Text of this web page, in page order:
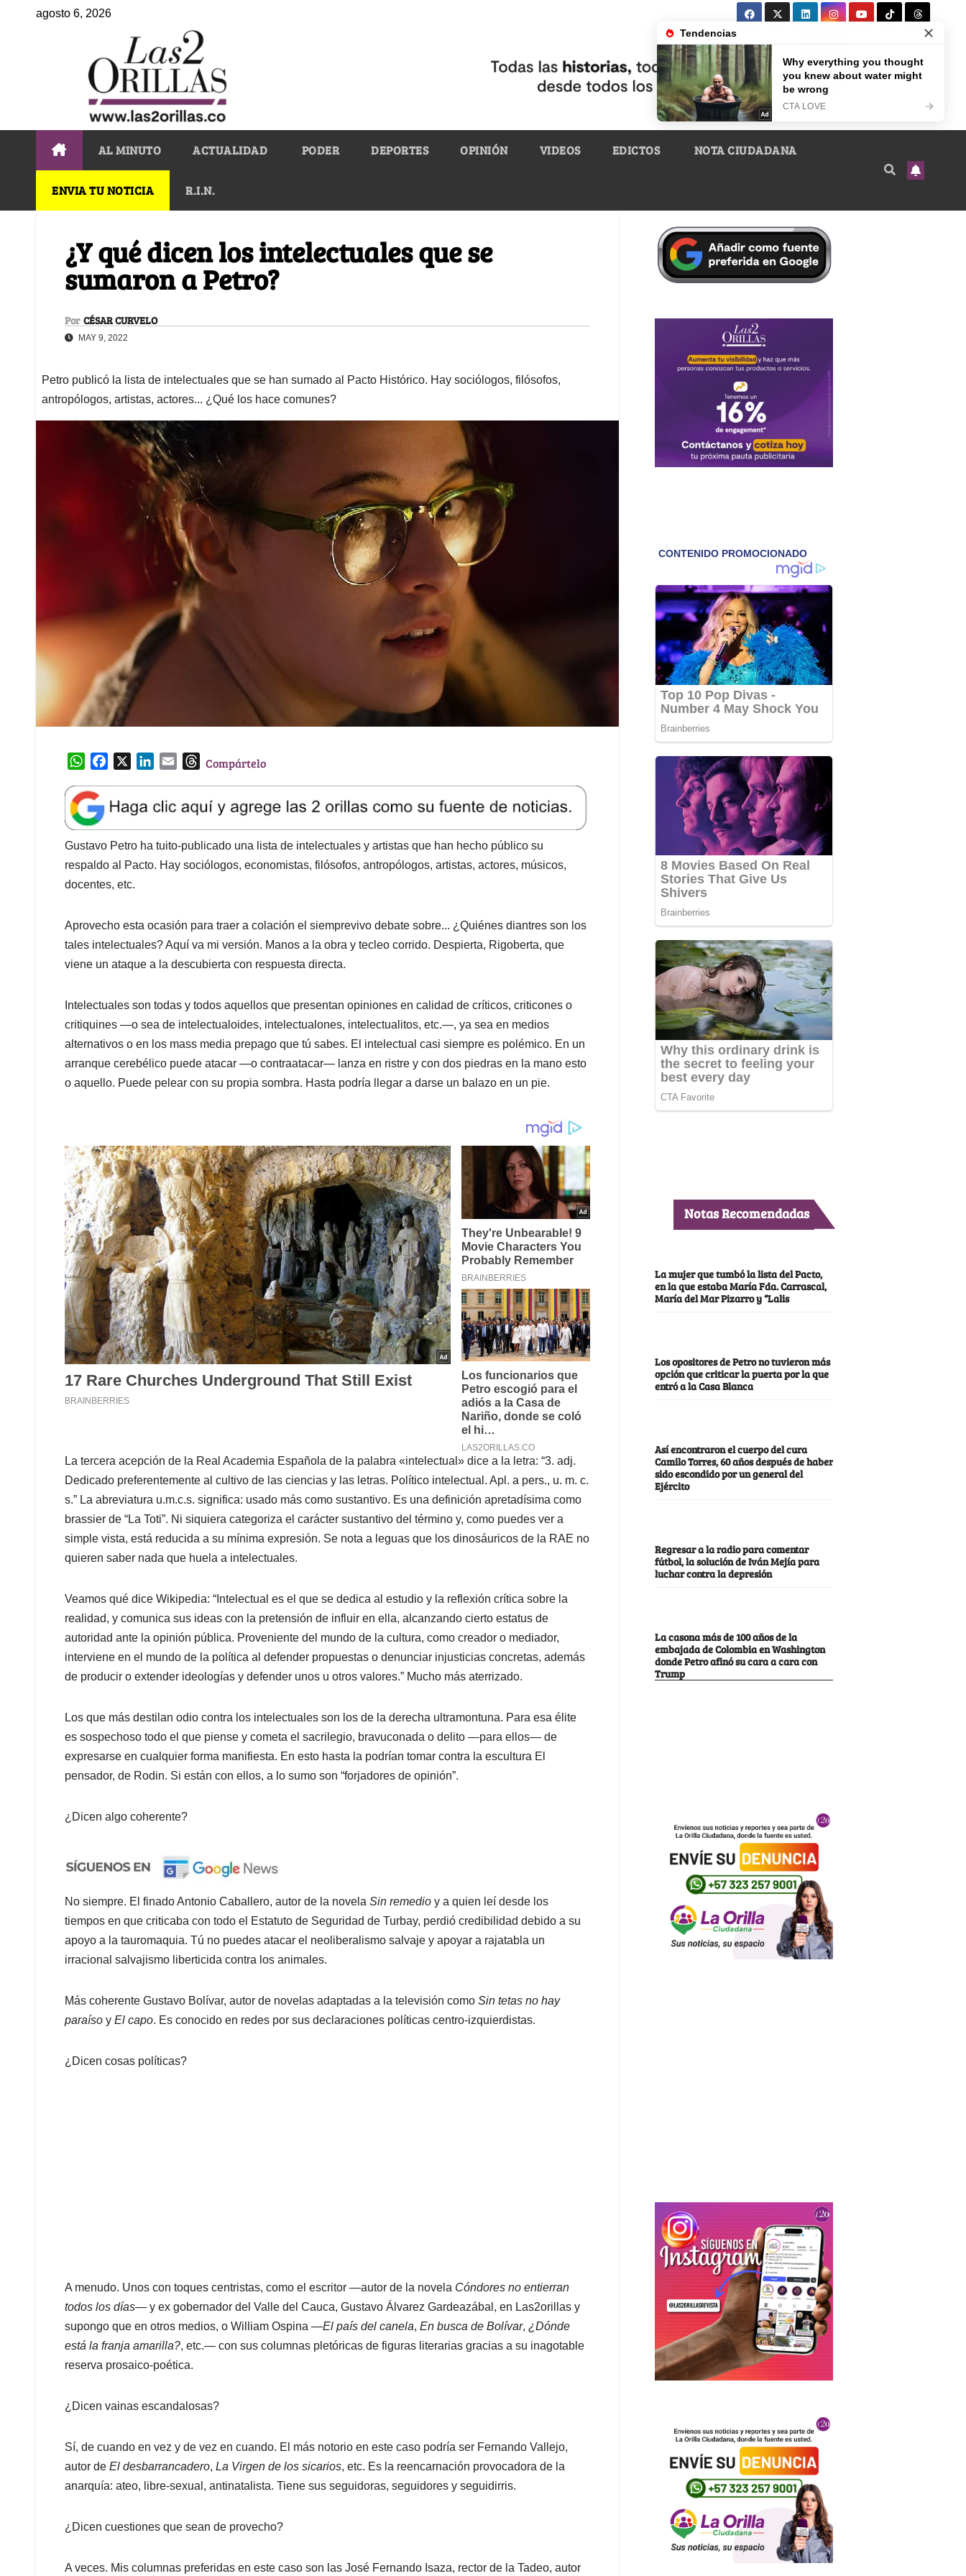
agosto 6, 2026
AL MINUTO ACTUALIDAD PODER DEPORTES OPINIÓN VIDEOS EDICTOS NOTA CIUDADANA
ENVIA TU NOTICIA R.I.N.
¿Y qué dicen los intelectuales que se
sumaron a Petro?
Por CÉSAR CURVELO
MAY 9, 2022
Petro publicó la lista de intelectuales que se han sumado al Pacto Histórico. Hay sociólogos, filósofos,
antropólogos, artistas, actores... ¿Qué los hace comunes?
W
a
t
s
A
p
p
e
b
o
o
k
k
e
d
I
l
T
e
a
d
s
Compártelo
Gustavo Petro ha tuito-publicado una lista de intelectuales y artistas que han hecho público su
respaldo al Pacto. Hay sociólogos, economistas, filósofos, antropólogos, artistas, actores, músicos,
docentes, etc.
Aprovecho esta ocasión para traer a colación el siemprevivo debate sobre... ¿Quiénes diantres son los
tales intelectuales? Aquí va mi versión. Manos a la obra y tecleo corrido. Despierta, Rigoberta, que
viene un ataque a la descubierta con respuesta directa.
Intelectuales son todas y todos aquellos que presentan opiniones en calidad de críticos, criticones o
critiquines ―o sea de intelectualoides, intelectualones, intelectualitos, etc.―, ya sea en medios
alternativos o en los mass media prepago que tú sabes. El intelectual casi siempre es polémico. En un
arranque cerebélico puede atacar ―o contraatacar― lanza en ristre y con dos piedras en la mano esto
o aquello. Puede pelear con su propia sombra. Hasta podría llegar a darse un balazo en un pie.
La tercera acepción de la Real Academia Española de la palabra «intelectual» dice a la letra: “3. adj.
Dedicado preferentemente al cultivo de las ciencias y las letras. Político intelectual. Apl. a pers., u. m. c.
s.” La abreviatura u.m.c.s. significa: usado más como sustantivo. Es una definición apretadísima como
brassier de “La Toti”. Ni siquiera categoriza el carácter sustantivo del término y, como puedes ver a
simple vista, está reducida a su mínima expresión. Se nota a leguas que los dinosáuricos de la RAE no
quieren saber nada que huela a intelectuales.
Veamos qué dice Wikipedia: “Intelectual es el que se dedica al estudio y la reflexión crítica sobre la
realidad, y comunica sus ideas con la pretensión de influir en ella, alcanzando cierto estatus de
autoridad ante la opinión pública.​ Proveniente del mundo de la cultura, como creador o mediador,
interviene en el mundo de la política al defender propuestas o denunciar injusticias concretas, además
de producir o extender ideologías y defender unos u otros valores.” Mucho más aterrizado.
Los que más destilan odio contra los intelectuales son los de la derecha ultramontuna. Para esa élite
es sospechoso todo el que piense y cometa el sacrilegio, bravuconada o delito ―para ellos― de
expresarse en cualquier forma manifiesta. En esto hasta la podrían tomar contra la escultura El
pensador, de Rodin. Si están con ellos, a lo sumo son “forjadores de opinión”.
¿Dicen algo coherente?
No siempre. El finado Antonio Caballero, autor de la novela Sin remedio y a quien leí desde los
tiempos en que criticaba con todo el Estatuto de Seguridad de Turbay, perdió credibilidad debido a su
apoyo a la tauromaquia. Tú no puedes atacar el neoliberalismo salvaje y apoyar a rajatabla un
irracional salvajismo liberticida contra los animales.
Más coherente Gustavo Bolívar, autor de novelas adaptadas a la televisión como Sin tetas no hay
paraíso y El capo. Es conocido en redes por sus declaraciones políticas centro-izquierdistas.
¿Dicen cosas políticas?
A menudo. Unos con toques centristas, como el escritor ―autor de la novela Cóndores no entierran
todos los días― y ex gobernador del Valle del Cauca, Gustavo Álvarez Gardeazábal, en Las2orillas y
supongo que en otros medios, o William Ospina ―El país del canela, En busca de Bolívar, ¿Dónde
está la franja amarilla?, etc.― con sus columnas pletóricas de figuras literarias gracias a su inagotable
reserva prosaico-poética.
¿Dicen vainas escandalosas?
Sí, de cuando en vez y de vez en cuando. El más notorio en este caso podría ser Fernando Vallejo,
autor de El desbarrancadero, La Virgen de los sicarios, etc. Es la reencarnación provocadora de la
anarquía: ateo, libre-sexual, antinatalista. Tiene sus seguidoras, seguidores y seguidirris.
¿Dicen cuestiones que sean de provecho?
A veces. Mis columnas preferidas en este caso son las José Fernando Isaza, rector de la Tadeo, autor
Notas Recomendadas
La mujer que tumbó la lista del Pacto,
en la que estaba María Fda. Carrascal,
María del Mar Pizarro y “Lalis
Los opositores de Petro no tuvieron más
opción que criticar la puerta por la que
entró a la Casa Blanca
Así encontraron el cuerpo del cura
Camilo Torres, 60 años después de haber
sido escondido por un general del
Ejército
Regresar a la radio para comentar
fútbol, la solución de Iván Mejía para
luchar contra la depresión
La casona más de 100 años de la
embajada de Colombia en Washington
donde Petro afinó su cara a cara con
Trump